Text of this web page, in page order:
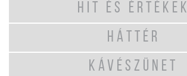
HIT ÉS ÉRTÉKEK
HÁTTÉR
KÁVÉSZÜNET